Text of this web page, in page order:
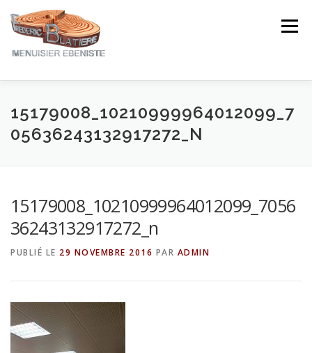
contenu
Menu
15179008_10210999964012099_7
05636243132917272_N
15179008_10210999964012099_7056
36243132917272_n
PUBLIÉ LE 29 NOVEMBRE 2016 PAR ADMIN